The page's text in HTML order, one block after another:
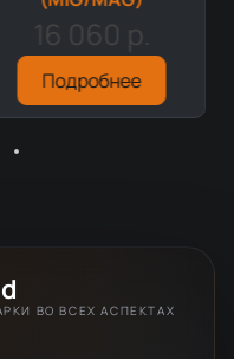
16 060 р.
Подробнее
ВО ВСЕХ АСПЕКТАХ